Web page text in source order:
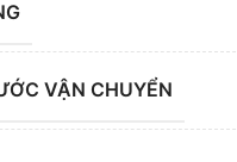
VẬN CHUYỂN